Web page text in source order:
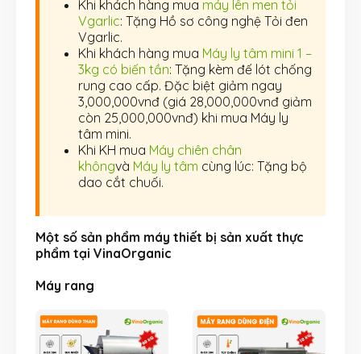
Khi khách hàng mua máy lên men tỏi
Vgarlic: Tặng Hồ sơ công nghệ Tỏi đen
Vgarlic.
Khi khách hàng mua Máy ly tâm mini 1 –
3kg có biến tần: Tặng kèm đế lót chống
rung cao cấp. Đặc biệt giảm ngay
3,000,000vnđ (giá 28,000,000vnđ giảm
còn 25,000,000vnđ) khi mua Máy ly
tâm mini.
Khi KH mua Máy chiên chân
khôngvà Máy ly tâm cùng lúc: Tặng bộ
dao cắt chuối.
Một số sản phẩm máy thiết bị sản xuất thực
phẩm tại VinaOrganic
Máy rang